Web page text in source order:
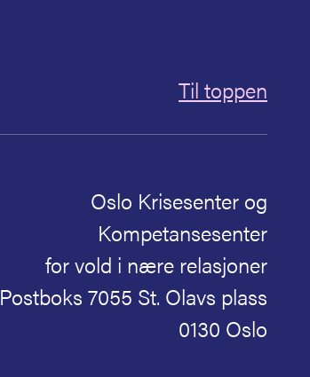
Til toppen
Oslo Krisesenter og
Kompetansesenter
for vold i nære relasjoner
Postboks 7055 St. Olavs plass
0130 Oslo